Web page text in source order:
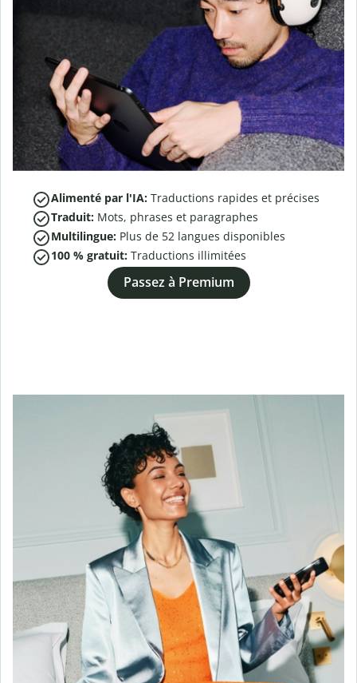
Alimenté par l'IA: Traductions rapides et précises
Traduit: Mots, phrases et paragraphes
Multilingue: Plus de 52 langues disponibles
100 % gratuit: Traductions illimitées
Passez à Premium